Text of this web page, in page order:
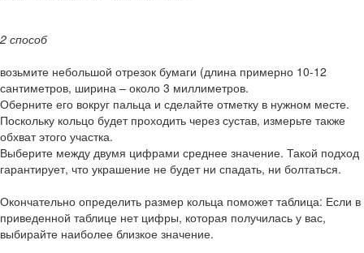
2 способ
возьмите небольшой отрезок бумаги (длина примерно 10-12
сантиметров, ширина – около 3 миллиметров.
Оберните его вокруг пальца и сделайте отметку в нужном месте.
Поскольку кольцо будет проходить через сустав, измерьте также
обхват этого участка.
Выберите между двумя цифрами среднее значение. Такой подход
гарантирует, что украшение не будет ни спадать, ни болтаться.
Окончательно определить размер кольца поможет таблица: Если в
приведенной таблице нет цифры, которая получилась у вас,
выбирайте наиболее близкое значение.